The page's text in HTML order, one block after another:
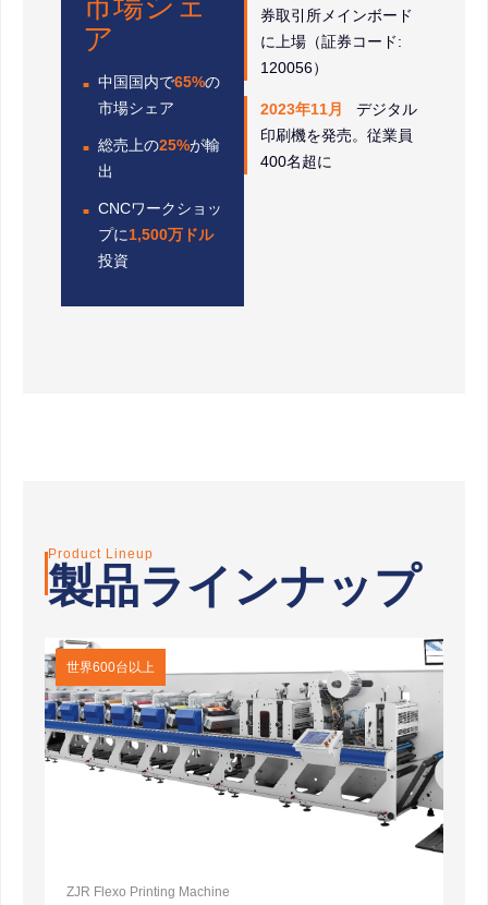
ア
中国国内で65%の
市場シェア
総売上の25%が輸
出
CNCワークショッ
プに1,500万ドル
投資
券取引所メインボード
に上場（証券コード:
120056）
2023年11月
デジタル
印刷機を発売。従業員
400名超に
Product Lineup
製品ラインナップ
世界600台以上
ZJR Flexo Printing Machine